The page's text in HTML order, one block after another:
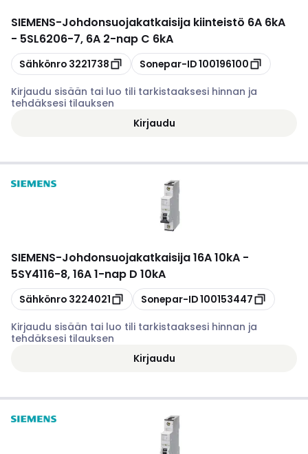
SIEMENS-Johdonsuojakatkaisija kiinteistö 6A 6kA
- 5SL6206-7, 6A 2-nap C 6kA
Kopioi
Sähkönro 3221738 Kopioi
Sonepar-ID100196100
Kirjaudu sisään tai luo tili tarkistaaksesi hinnan ja
tehdäksesi tilauksen
Kirjaudu
SIEMENS-Johdonsuojakatkaisija 16A 10kA -
5SY4116-8, 16A 1-nap D 10kA
Kopioi
Sähkönro 3224021 Kopioi
Sonepar-ID100153447
Kirjaudu sisään tai luo tili tarkistaaksesi hinnan ja
tehdäksesi tilauksen
Kirjaudu